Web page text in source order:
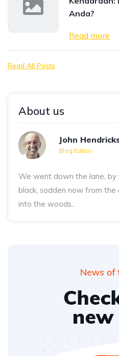
Anda?
Read more
Read All Posts
About us
John
Blog Editor
We went down the lane,
black, sodden now from the
into the woods..